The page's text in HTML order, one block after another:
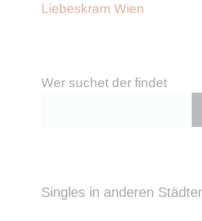
Liebeskram Wien
Wer suchet der findet
Singles in anderen